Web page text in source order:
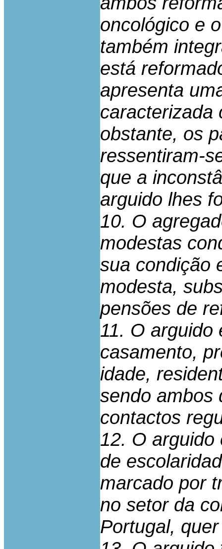
oncológico e
também
está
apresenta
caracterizada
obstante, os
ressentiram-
que a
arguido lhes
10. O
modestas
sua condição
modesta,
pensões de
11. O arguido
casamento,
idade,
sendo ambos
contactos
12. O arguido
de
marcado por
no setor da
Portugal,